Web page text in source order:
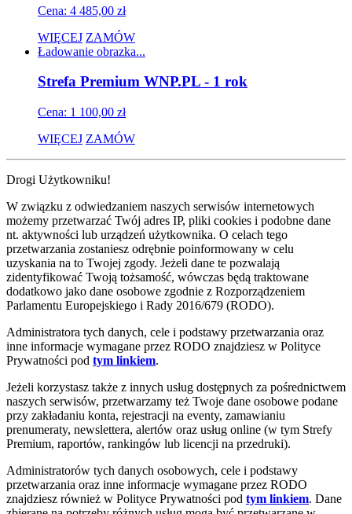
Cena: 4 485,00 zł
WIĘCEJ ZAMÓW
Ładowanie obrazka...
Strefa Premium WNP.PL - 1 rok
Cena: 1 100,00 zł
WIĘCEJ ZAMÓW
Drogi Użytkowniku!
W związku z odwiedzaniem naszych serwisów internetowych
możemy przetwarzać Twój adres IP, pliki cookies i podobne dane
nt. aktywności lub urządzeń użytkownika. O celach tego
przetwarzania zostaniesz odrębnie poinformowany w celu
uzyskania na to Twojej zgody. Jeżeli dane te pozwalają
zidentyfikować Twoją tożsamość, wówczas będą traktowane
dodatkowo jako dane osobowe zgodnie z Rozporządzeniem
Parlamentu Europejskiego i Rady 2016/679 (RODO).
Administratora tych danych, cele i podstawy przetwarzania oraz
inne informacje wymagane przez RODO znajdziesz w Polityce
Prywatności pod tym linkiem.
Jeżeli korzystasz także z innych usług dostępnych za pośrednictwem
naszych serwisów, przetwarzamy też Twoje dane osobowe podane
przy zakładaniu konta, rejestracji na eventy, zamawianiu
prenumeraty, newslettera, alertów oraz usług online (w tym Strefy
Premium, raportów, rankingów lub licencji na przedruki).
Administratorów tych danych osobowych, cele i podstawy
przetwarzania oraz inne informacje wymagane przez RODO
znajdziesz również w Polityce Prywatności pod tym linkiem. Dane